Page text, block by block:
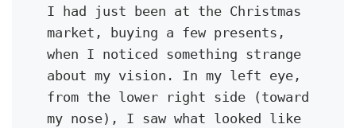
I had just been at the Christmas
market, buying a few presents,
when I noticed something strange
about my vision. In my left eye,
from the lower right side (toward
my nose), I saw what looked like